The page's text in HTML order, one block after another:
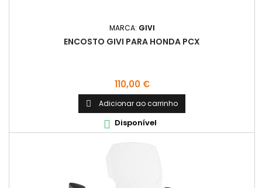
MARCA: GIVI
ENCOSTO GIVI PARA HONDA PCX
Preço
110,00 €
 Adicionar ao carrinho
 Disponível